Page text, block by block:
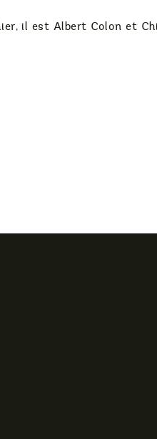
il est Albert Colon et